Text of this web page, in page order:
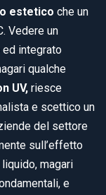
estetico che un
Vedere un
integrato
qualche
UV, riesce
e scettico un
del settore
sull’effetto
magari
e